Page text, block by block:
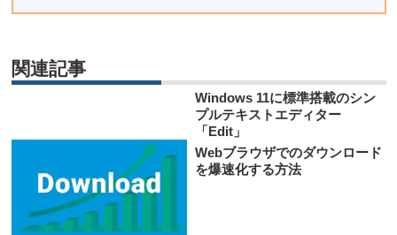
関連記事
Windows 11に標準搭載のシン
プルテキストエディター
「Edit」
Webブラウザでのダウンロード
を爆速化する方法